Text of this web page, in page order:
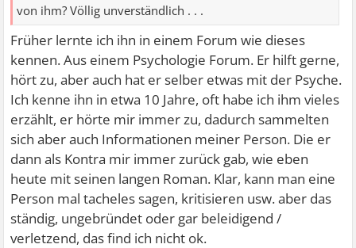
von ihm? Völlig unverständlich . . .
Früher lernte ich ihn in einem Forum wie dieses
kennen. Aus einem Psychologie Forum. Er hilft gerne,
hört zu, aber auch hat er selber etwas mit der Psyche.
Ich kenne ihn in etwa 10 Jahre, oft habe ich ihm vieles
erzählt, er hörte mir immer zu, dadurch sammelten
sich aber auch Informationen meiner Person. Die er
dann als Kontra mir immer zurück gab, wie eben
heute mit seinen langen Roman. Klar, kann man eine
Person mal tacheles sagen, kritisieren usw. aber das
ständig, ungebründet oder gar beleidigend /
verletzend, das find ich nicht ok.